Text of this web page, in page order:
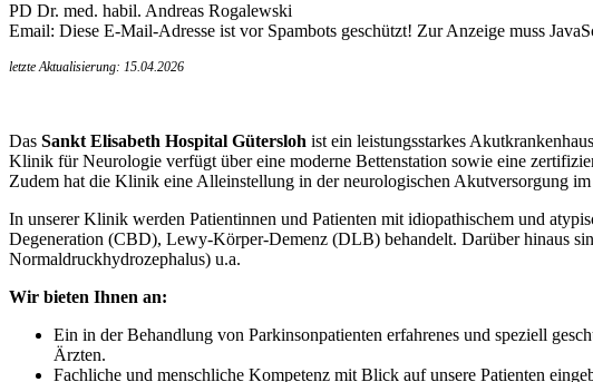
PD Dr. med. habil. Andreas Rogalewski
Email: Diese E-Mail-Adresse ist vor Spambots geschützt! Zur Anzeige muss
letzte Aktualisierung: 15.04.2026
Das Sankt Elisabeth Hospital Gütersloh ist ein leistungsstarkes
Klinik für Neurologie verfügt über eine moderne Bettenstation sowie eine
Zudem hat die Klinik eine Alleinstellung in der neurologischen Akutversorgung
In unserer Klinik werden Patientinnen und Patienten mit idiopathischem und
Degeneration (CBD), Lewy-Körper-Demenz (DLB) behandelt. Darüber hinaus
Normaldruckhydrozephalus) u.a.
Wir bieten Ihnen an:
Ein in der Behandlung von Parkinsonpatienten erfahrenes und speziell
Ärzten.
Fachliche und menschliche Kompetenz mit Blick auf unsere Patienten